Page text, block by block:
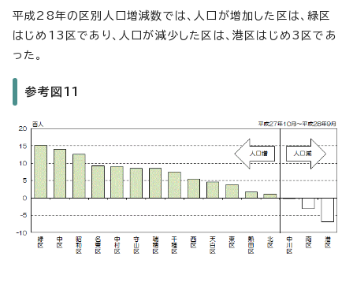
平成28年の区別人口増減数では、人口が増加した区は、緑区
はじめ13区であり、人口が減少した区は、港区はじめ3区であ
った。
参考図11